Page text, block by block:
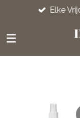
naar
hoofdinhoud
Elke